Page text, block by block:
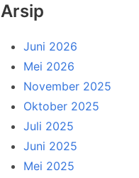
Arsip
Juni 2026
Mei 2026
November 2025
Oktober 2025
Juli 2025
Juni 2025
Mei 2025